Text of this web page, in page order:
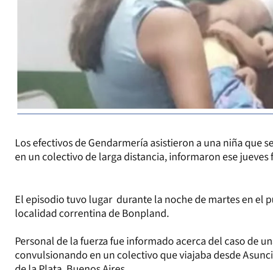
Los efectivos de Gendarmería asistieron a una niña que
en un colectivo de larga distancia, informaron ese jueves
El episodio tuvo lugar durante la noche de martes en el
localidad correntina de Bonpland.
Personal de la fuerza fue informado acerca del caso de
convulsionando en un colectivo que viajaba desde